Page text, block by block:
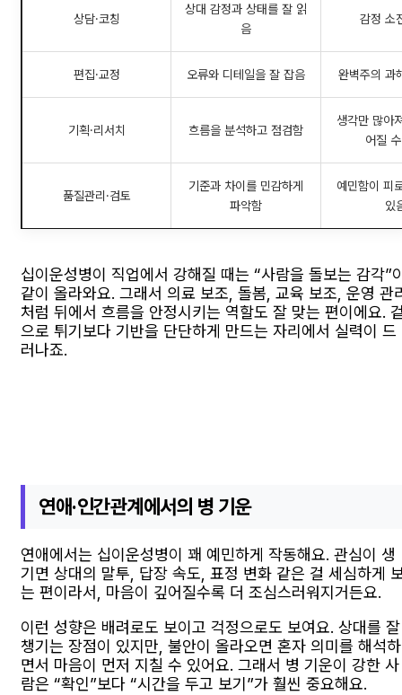
상담·코칭
상대 감정과 상태를 잘 읽
음
감정 소
편집·교정 오류와 디테일을 잘 잡음 완벽주의 과
기획·리서치 흐름을 분석하고 점검함
생각만 많아
어질
품질관리·검토
기준과 차이를 민감하게
파악함
예민함이 피
있
십이운성병이 직업에서 강해질 때는 “사람을 돌보는 감각”
같이 올라와요. 그래서 의료 보조, 돌봄, 교육 보조, 운영 관
처럼 뒤에서 흐름을 안정시키는 역할도 잘 맞는 편이에요.
으로 튀기보다 기반을 단단하게 만드는 자리에서 실력이 드
러나죠.
연애·인간관계에서의 병 기운
연애에서는 십이운성병이 꽤 예민하게 작동해요. 관심이 생
기면 상대의 말투, 답장 속도, 표정 변화 같은 걸 세심하게
는 편이라서, 마음이 깊어질수록 더 조심스러워지거든요.
이런 성향은 배려로도 보이고 걱정으로도 보여요. 상대를 잘
챙기는 장점이 있지만, 불안이 올라오면 혼자 의미를 해석하
면서 마음이 먼저 지칠 수 있어요. 그래서 병 기운이 강한 사
람은 “확인”보다 “시간을 두고 보기”가 훨씬 중요해요.